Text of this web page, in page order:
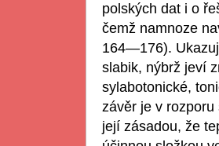
polských dat i o
čemž namnoze
164―176).
slabik, nýbrž jeví
sylabotonické,
závěr je v
její zásadou, že